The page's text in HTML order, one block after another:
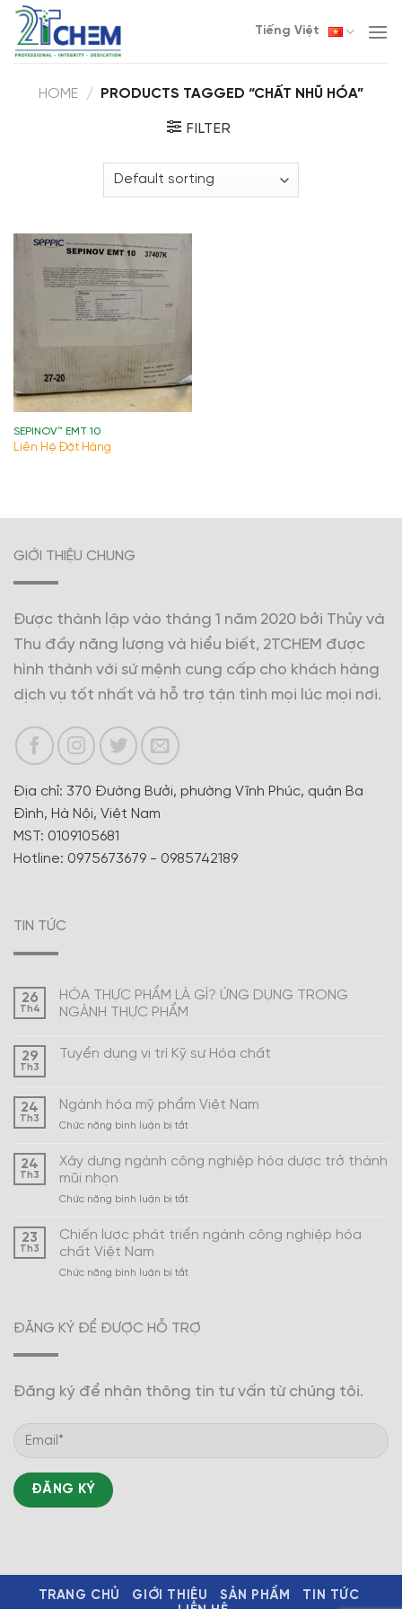
Skip
content
Tiếng Việt
HOME / PRODUCTS TAGGED “CHẤT NHŨ HÓA”
FILTER
SEPINOV™ EMT 10
Liên Hệ Đặt Hàng
GIỚI THIỆU CHUNG
Được thành lập vào tháng 1 năm 2020 bởi Thủy và
Thu đầy năng lượng và hiểu biết, 2TCHEM được
hình thành với sứ mệnh cung cấp cho khách hàng
dịch vụ tốt nhất và hỗ trợ tận tình mọi lúc mọi nơi.
Địa chỉ: 370 Đường Bưởi, phường Vĩnh Phúc, quận Ba
Đình, Hà Nội, Việt Nam
MST: 0109105681
Hotline: 0975673679 - 0985742189
TIN TỨC
26
Th4
HÓA THỰC PHẨM LÀ GÌ? ỨNG DỤNG TRONG
NGÀNH THỰC PHẨM
29
Th3
Tuyển dụng vị trí Kỹ sư Hóa chất
24
Th3
Ngành hóa mỹ phẩm Việt Nam
Chức năng bình luận bị tắtở
mỹ
Việt
24
Th3
Xây dựng ngành công nghiệp hóa dược trở thành
mũi nhọn
Chức năng bình luận bị tắtở
dựng
ngành
nghiệp
trở
thành
23
Th3
Chiến lược phát triển ngành công nghiệp hóa
chất Việt Nam
Chức năng bình luận bị tắtở
triển
hóa
Việt
ĐĂNG KÝ ĐỂ ĐƯỢC HỖ TRỢ
Đăng ký để nhận thông tin tư vấn từ chúng tôi.
TRANG CHỦ GIỚI THIỆU SẢN PHẨM
TIN TỨC